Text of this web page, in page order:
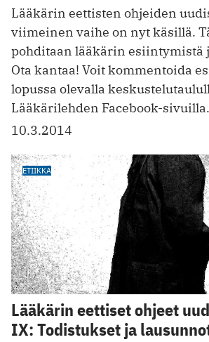
Lääkärin eettisten ohjeiden
viimeinen vaihe on nyt käsillä.
pohditaan lääkärin esiintymistä
Ota kantaa! Voit kommentoida
lopussa olevalla
Lääkärilehden Facebook-sivuilla.
10.3.2014
ETIIKKA
Lääkärin eettiset ohjeet
IX: Todistukset ja